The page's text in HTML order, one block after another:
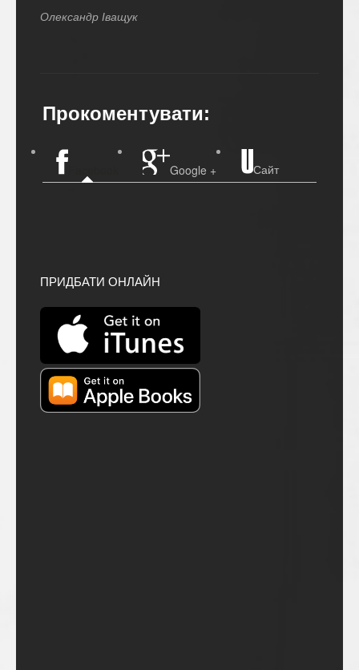
Олександр Іващук
Прокоментувати:
Google + Сайт
ПРИДБАТИ ОНЛАЙН